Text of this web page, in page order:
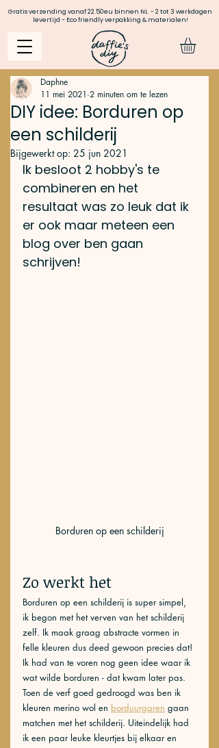
Gratis verzending vanaf 22.50eu binnen NL - 2 tot 3 werkdagen
levertijd - Eco friendly verpakking & materialen!
DIY idee: Borduren op
een schilderij
Daphne
11 mei 2021 2 minuten om te lezen
Bijgewerkt op: 25 jun 2021
Ik besloot 2 hobby's te
combineren en het
resultaat was zo leuk dat ik
er ook maar meteen een
blog over ben gaan
schrijven!
Borduren op een schilderij
Zo werkt het
Borduren op een schilderij is super simpel,
ik begon met het verven van het schilderij
zelf. Ik maak graag abstracte vormen in
felle kleuren dus deed gewoon precies dat!
Ik had van te voren nog geen idee waar ik
wat wilde borduren - dat kwam later pas.
Toen de verf goed gedroogd was ben ik
kleuren merino wol en borduurgaren gaan
matchen met het schilderij. Uiteindelijk had
ik een paar leuke kleurtjes bij elkaar en